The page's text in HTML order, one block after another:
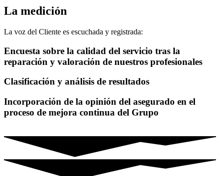
La medición
La voz del Cliente es escuchada y registrada:
Encuesta sobre la calidad del servicio tras la
reparación y valoración de nuestros profesionales
Clasificación y análisis de resultados
Incorporación de la opinión del asegurado en el
proceso de mejora continua del Grupo